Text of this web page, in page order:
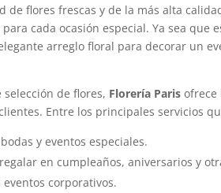
de flores frescas y de la más alta
cada ocasión especial. Ya sea que
arreglo floral para decorar un
selección de flores, Florería Paris ofrece
Entre los principales servicios
y eventos especiales.
en cumpleaños, aniversarios y
corporativos.